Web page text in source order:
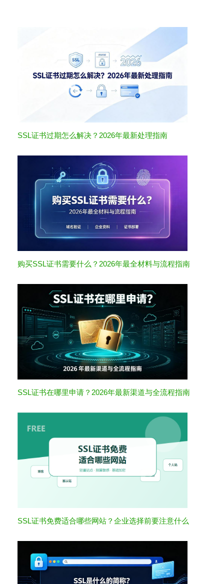
SSL证书过期怎么解决？2026年最新处理指南
购买SSL证书需要什么？2026年最全材料与流程指南
SSL证书在哪里申请？2026年最新渠道与全流程指南
SSL证书免费适合哪些网站？企业选择前要注意什么